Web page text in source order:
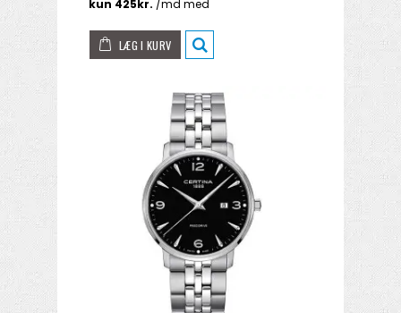
LÆG I KURV